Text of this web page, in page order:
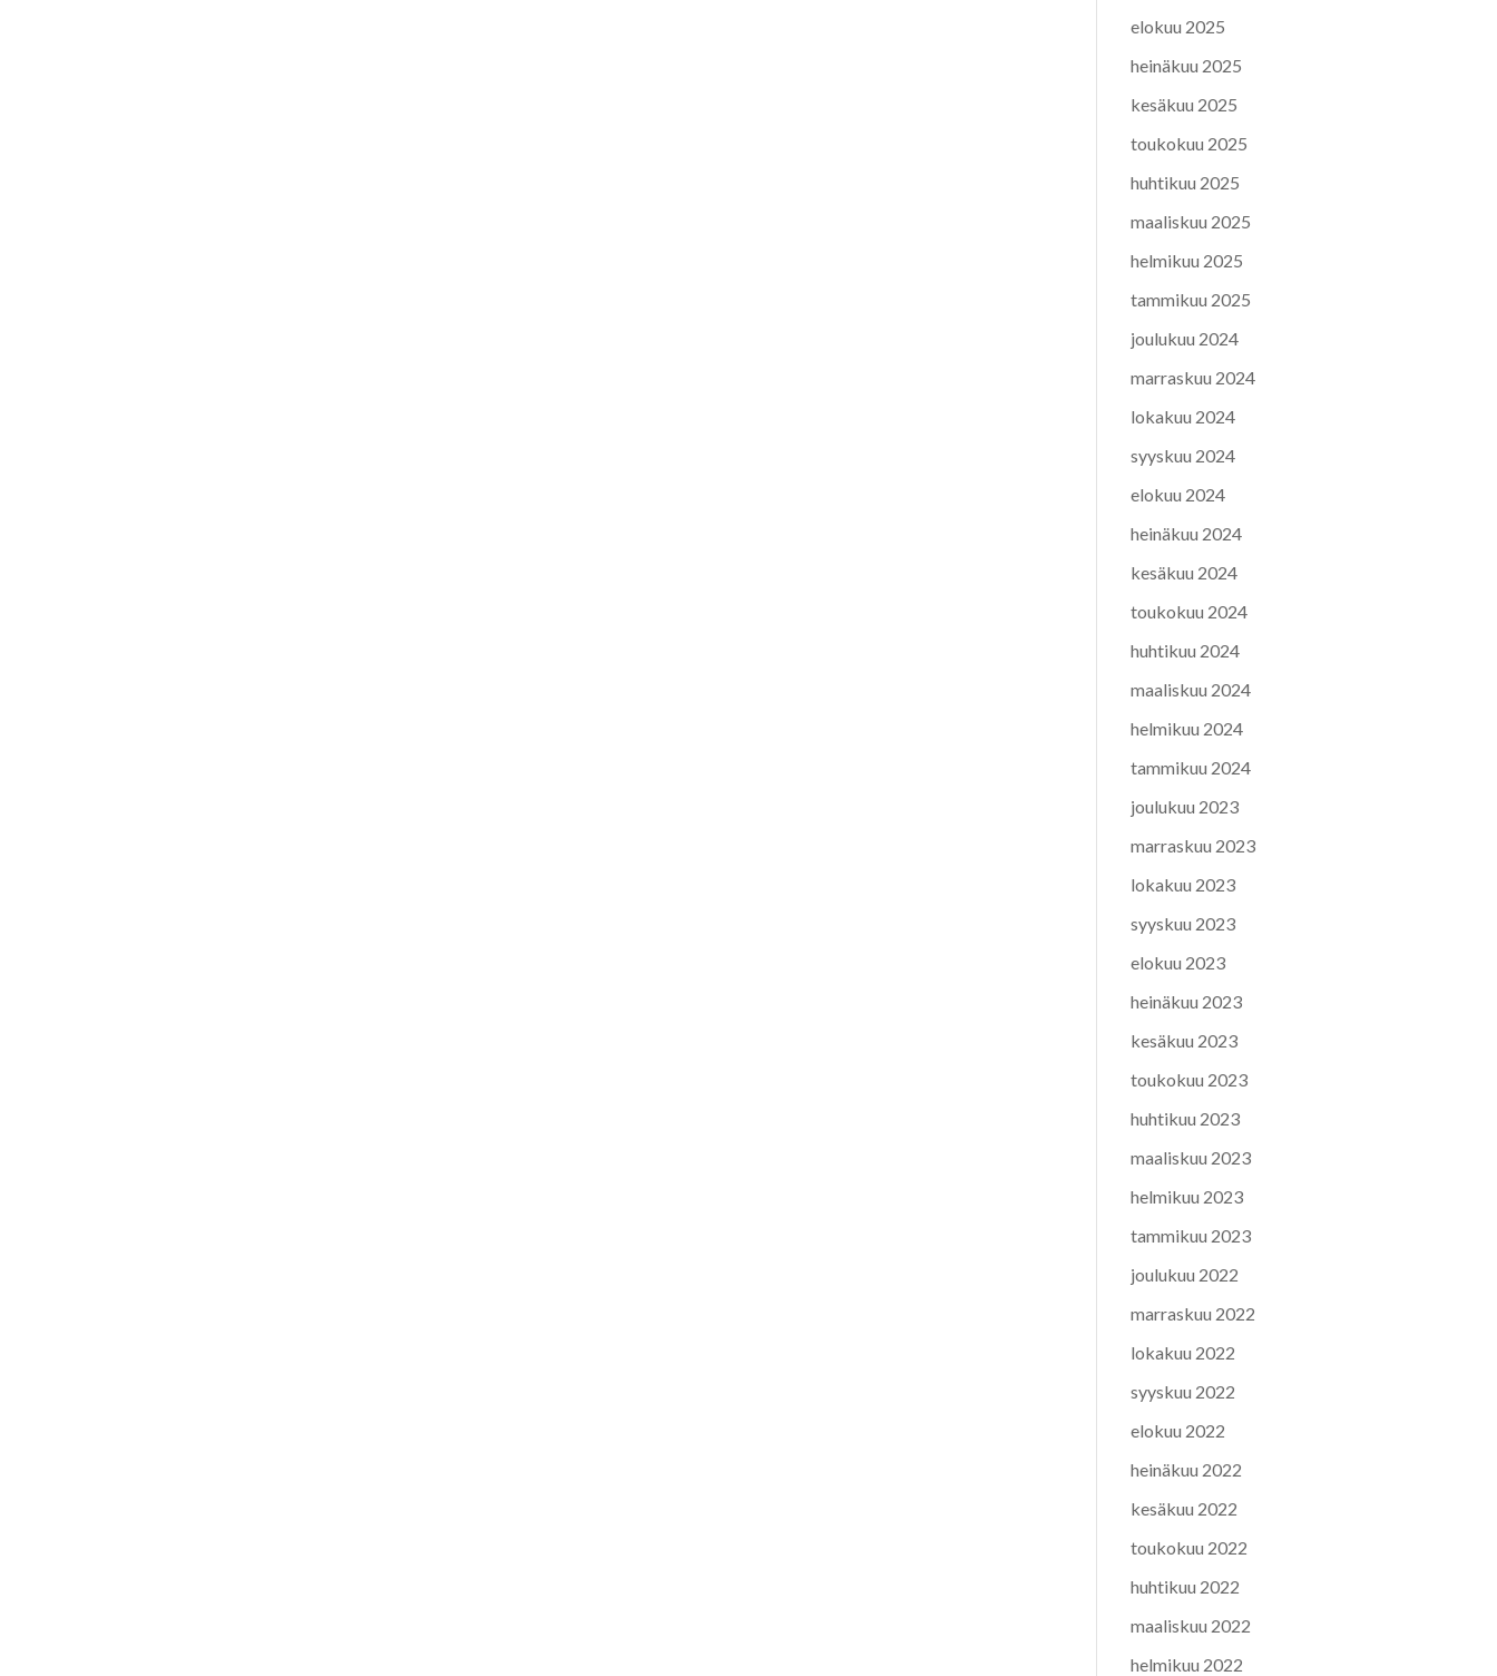
elokuu 2025
heinäkuu 2025
kesäkuu 2025
toukokuu 2025
huhtikuu 2025
maaliskuu 2025
helmikuu 2025
tammikuu 2025
joulukuu 2024
marraskuu 2024
lokakuu 2024
syyskuu 2024
elokuu 2024
heinäkuu 2024
kesäkuu 2024
toukokuu 2024
huhtikuu 2024
maaliskuu 2024
helmikuu 2024
tammikuu 2024
joulukuu 2023
marraskuu 2023
lokakuu 2023
syyskuu 2023
elokuu 2023
heinäkuu 2023
kesäkuu 2023
toukokuu 2023
huhtikuu 2023
maaliskuu 2023
helmikuu 2023
tammikuu 2023
joulukuu 2022
marraskuu 2022
lokakuu 2022
syyskuu 2022
elokuu 2022
heinäkuu 2022
kesäkuu 2022
toukokuu 2022
huhtikuu 2022
maaliskuu 2022
helmikuu 2022